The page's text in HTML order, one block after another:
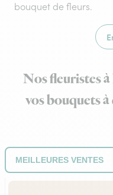
bouquet de fleurs.
Nos fleuristes
vos bouquets